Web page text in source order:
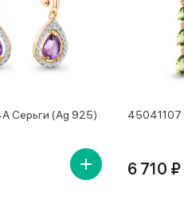
Серьги (Ag 925) 45041107
6 710 ₽